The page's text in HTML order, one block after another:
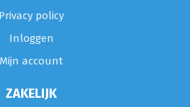
Privacy policy
Inloggen
Mijn account
ZAKELIJK